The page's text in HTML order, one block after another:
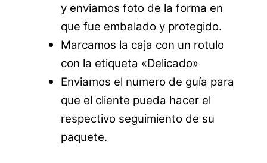
y enviamos foto de la forma en
que fue embalado y protegido.
Marcamos la caja con un rotulo
con la etiqueta «Delicado»
Enviamos el numero de guía para
que el cliente pueda hacer el
respectivo seguimiento de su
paquete.